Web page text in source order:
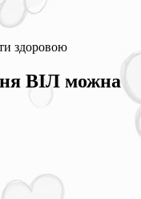
здоровою
ВІЛ можна